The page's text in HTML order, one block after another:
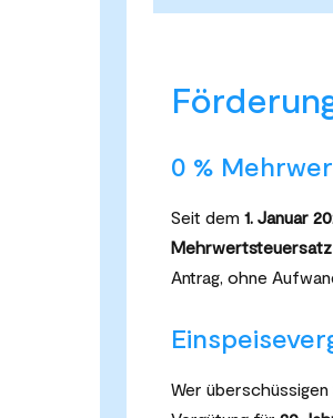
0 %
Seit dem 1. Januar
Mehrwertsteuersatz
Antrag, ohne
Wer